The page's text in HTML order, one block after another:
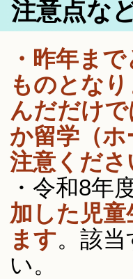
注意点な
・昨年ま
ものとな
んだだけ
か留学（
注意くださ
・令和8年
加した児
ます。該
い。